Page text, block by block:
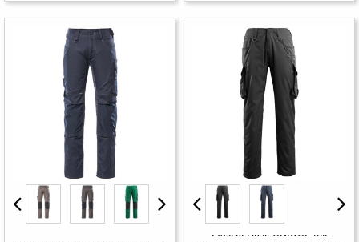
Mascot Hose UNIQUE mit